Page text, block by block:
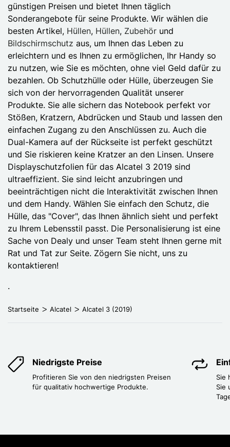
günstigen Preisen und bietet Ihnen täglich
Sonderangebote für seine Produkte. Wir wählen die
besten Artikel, Hüllen, Hüllen, Zubehör und
Bildschirmschutz aus, um Ihnen das Leben zu
erleichtern und es Ihnen zu ermöglichen, Ihr Handy so
zu nutzen, wie Sie es möchten, ohne viel Geld dafür zu
bezahlen. Ob Schutzhülle oder Hülle, überzeugen Sie
sich von der hervorragenden Qualität unserer
Produkte. Sie alle sichern das Notebook perfekt vor
Stößen, Kratzern, Abdrücken und Staub und lassen den
einfachen Zugang zu den Anschlüssen zu. Auch die
Dual-Kamera auf der Rückseite ist perfekt geschützt
und Sie riskieren keine Kratzer an den Linsen. Unsere
Displayschutzfolien für das Alcatel 3 2019 sind
ultraeffizient. Sie sind leicht anzubringen und
beeinträchtigen nicht die Interaktivität zwischen Ihnen
und dem Handy. Wählen Sie einfach den Schutz, die
Hülle, das "Cover", das Ihnen ähnlich sieht und perfekt
zu Ihrem Lebensstil passt. Die Personalisierung ist eine
Sache von Dealy und unser Team steht Ihnen gerne mit
Rat und Tat zur Seite. Zögern Sie nicht, uns zu
kontaktieren!
.
Startseite Alcatel Alcatel 3 (2019)
Niedrigste Preise
Profitieren Sie von den niedrigsten Preisen
für qualitativ hochwertige Produkte.
Sie
Sie